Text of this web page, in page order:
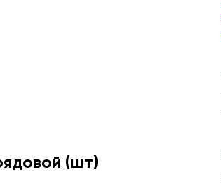
(шт)